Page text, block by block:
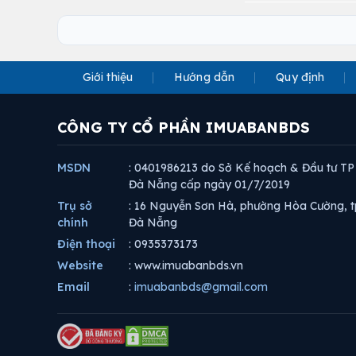
Giới thiệu Hướng dẫn Quy định
CÔNG TY CỔ PHẦN IMUABANBDS
MSDN
: 0401986213 do Sở Kế hoạch & Đầu tư TP
Đà Nẵng cấp ngày 01/7/2019
Trụ sở
chính
: 16 Nguyễn Sơn Hà, phường Hòa Cường,
Đà Nẵng
Điện thoại
: 0935373173
Website
: www.imuabanbds.vn
Email
: imuabanbds@gmail.com